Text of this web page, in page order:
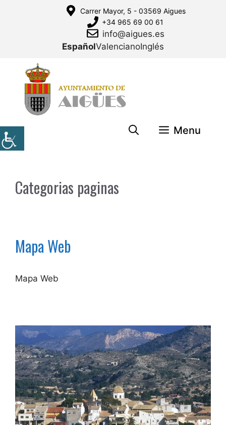
Carrer Mayor, 5 - 03569 Aigues
+34 965 69 00 61
info@aigues.es
EspañolValencianoInglés
Menu
Categorias paginas
Mapa Web
Mapa Web